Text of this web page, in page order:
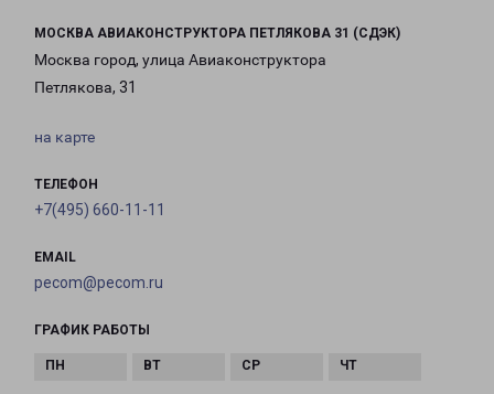
МОСКВА АВИАКОНСТРУКТОРА ПЕТЛЯКОВА 31 (СДЭК)
Москва город, улица Авиаконструктора
Петлякова, 31
на карте
ТЕЛЕФОН
+7(495) 660-11-11
EMAIL
pecom@pecom.ru
ГРАФИК РАБОТЫ